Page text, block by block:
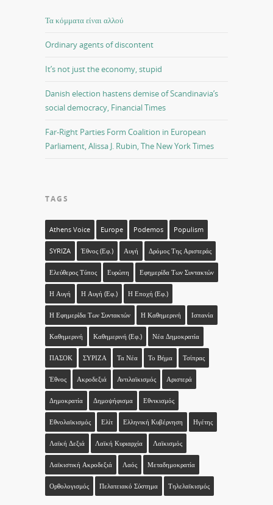
Τα κόμματα είναι αλλού
Ordinary agents of discontent
It’s not just the economy, stupid
Danish election hastens demise of Scandinavia’s
social democracy, Financial Times
Far-Right Parties Form Coalition in European
Parliament, Alissa J. Rubin, The New York Times
TAGS
Athens Voice Europe Podemos Populism
SYRIZA Έθνος (εφ.) Αυγή Δρόμος Της Αριστεράς
Ελεύθερος Τύπος Ευρώπη Εφημερίδα Των Συντακτών
Η Αυγή Η Αυγή (εφ.) Η Εποχή (εφ.)
Η Εφημερίδα Των Συντακτών Η Καθημερινή Ισπανία
Καθημερινή Καθημερινή (εφ.) Νέα Δημοκρατία
ΠΑΣΟΚ ΣΥΡΙΖΑ Τα Νέα Το Βήμα Τσίπρας
Έθνος Ακροδεξιά Αντιλαϊκισμός Αριστερά
Δημοκρατία Δημοψήφισμα Εθνικισμός
Εθνολαϊκισμός Ελίτ Ελληνική Κυβέρνηση Ηγέτης
Λαϊκή Δεξιά Λαϊκή Κυριαρχία Λαϊκισμός
Λαϊκιστική Ακροδεξιά Λαός Μεταδημοκρατία
Ορθολογισμός Πελατειακό Σύστημα Τηλελαϊκισμός